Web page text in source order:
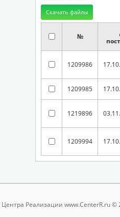
№
1209986
1209985
1219896
1209994
Центра Реализации www.CenterR.ru ©